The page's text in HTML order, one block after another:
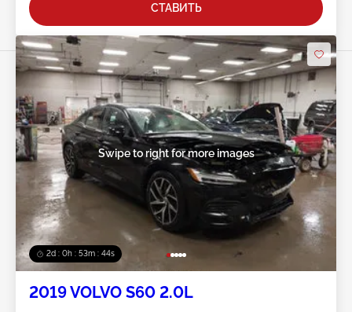
СТАВИТЬ
2d : 0h : 53m : 41s
Swipe to right for more images
2019 VOLVO S60 2.0L